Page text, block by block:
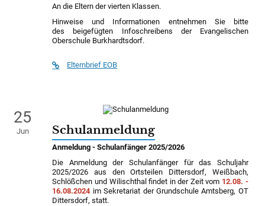
An die Eltern der vierten Klassen.
Hinweise und Informationen entnehmen Sie bitte
des beigefügten Infoschreibens der Evangelischen
Oberschule Burkhardtsdorf.
Elternbrief EOB
25
Jun Schulanmeldung
Anmeldung - Schulanfänger 2025/2026
Die Anmeldung der Schulanfänger für das Schuljahr
2025/2026 aus den Ortsteilen Dittersdorf, Weißbach,
Schlößchen und Wilischthal findet in der Zeit vom 12.08. -
16.08.2024 im Sekretariat der Grundschule Amtsberg, OT
Dittersdorf, statt.